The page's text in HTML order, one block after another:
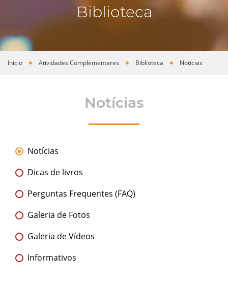
Biblioteca
Você está aqui
Início Atividades Complementares Biblioteca Notícias
Notícias
Notícias
Dicas de livros
Perguntas Frequentes (FAQ)
Galeria de Fotos
Galeria de Vídeos
Informativos